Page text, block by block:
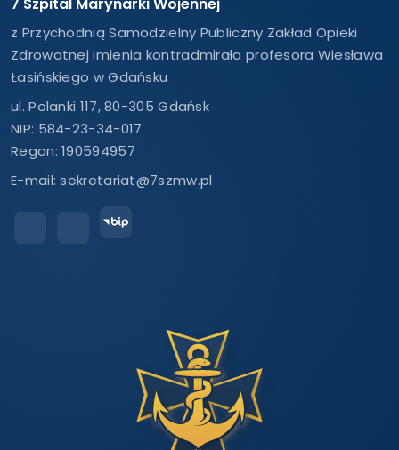
7 Szpital Marynarki Wojennej
z Przychodnią Samodzielny Publiczny Zakład Opieki
Zdrowotnej imienia kontradmirała profesora Wiesława
Łasińskiego w Gdańsku
ul. Polanki 117, 80-305 Gdańsk
NIP: 584-23-34-017
Regon: 190594957
E-mail:sekretariat@7szmw.pl